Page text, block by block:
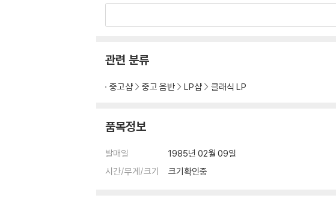
관련 분류
중고샵 중고 음반 LP샵 클래식 LP
품목정보
발매일
1985년 02월 09일
시간/무게/크기
크기확인중